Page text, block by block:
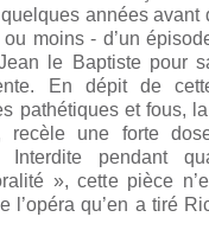
années avant
moins - d’un
le Baptiste pour
En dépit de
pathétiques et fous,
recèle une forte
Interdite pendant
», cette pièce
l’opéra qu’en a tiré